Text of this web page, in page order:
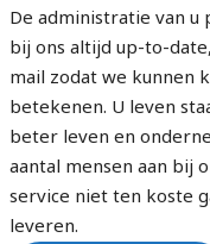
De administratie van
bij ons altijd up-to-
mail zodat we kunnen
betekenen. U leven
beter leven en
aantal mensen aan bij
service niet ten koste
leveren.